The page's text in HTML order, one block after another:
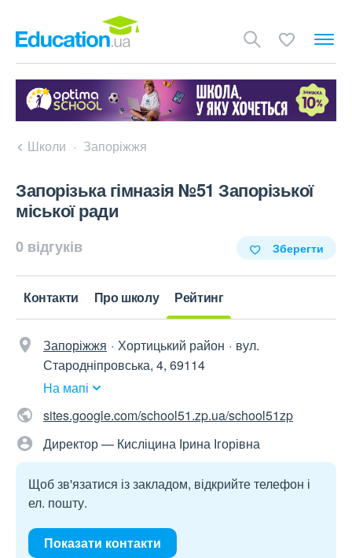
Школи Запоріжжя
Запорізька гімназія №51 Запорізької
міської ради
0 відгуків Зберегти
Контакти Про школу Рейтинг
Запоріжжя Хортицький район
вул.
Стародніпровська, 4, 69114
На мапі
sites.google.com/school51.zp.ua/school51zp
Директор — Кисліцина Ірина Ігорівна
Щоб зв'язатися із закладом, відкрийте телефон і
ел. пошту.
Показати контакти